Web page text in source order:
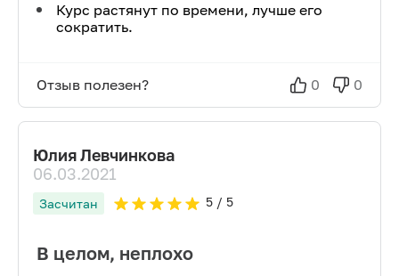
Курс растянут по времени, лучше его
сократить.
Отзыв полезен? 0 0
Юлия Левчинкова
06.03.2021
Засчитан 5/ 5
В целом, неплохо